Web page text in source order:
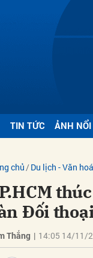
TIN TỨC ẢNH
chủ Du lịch - Văn
Đối
Thắng | 14:05 14/11/